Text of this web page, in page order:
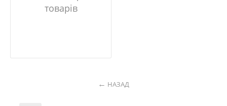
товарів
НАЗАД